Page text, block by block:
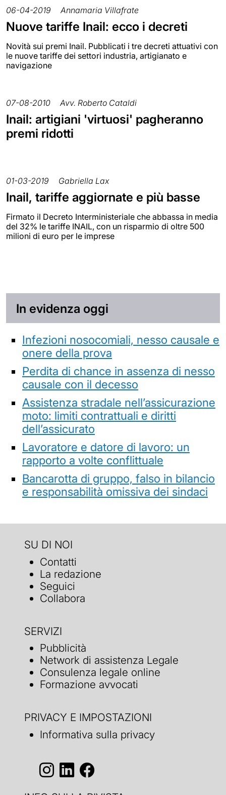
06-04-2019 Annamaria Villafrate
Nuove tariffe Inail: ecco i decreti
Novità sui premi Inail. Pubblicati i tre decreti attuativi con
le nuove tariffe dei settori industria, artigianato e
navigazione
07-08-2010 Avv. Roberto Cataldi
Inail: artigiani 'virtuosi' pagheranno
premi ridotti
01-03-2019 Gabriella Lax
Inail, tariffe aggiornate e più basse
Firmato il Decreto Interministeriale che abbassa in media
del 32% le tariffe INAIL, con un risparmio di oltre 500
milioni di euro per le imprese
In evidenza oggi
Infezioni nosocomiali, nesso causale e
onere della prova
Perdita di chance in assenza di nesso
causale con il decesso
Assistenza stradale nell’assicurazione
moto: limiti contrattuali e diritti
dell’assicurato
Lavoratore e datore di lavoro: un
rapporto a volte conflittuale
Bancarotta di gruppo, falso in bilancio
e responsabilità omissiva dei sindaci
SU DI NOI
Contatti
La redazione
Seguici
Collabora
SERVIZI
Pubblicità
Network di assistenza Legale
Consulenza legale online
Formazione avvocati
PRIVACY E IMPOSTAZIONI
Informativa sulla privacy